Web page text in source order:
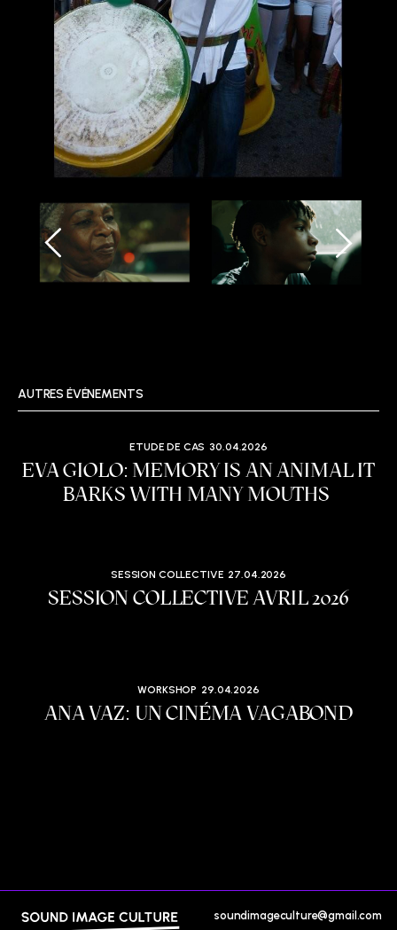
AUTRES ÉVÉNEMENTS
ETUDE DE CAS 30.04.2026
EVA GIOLO: MEMORY IS AN ANIMAL IT
BARKS WITH MANY MOUTHS
SESSION COLLECTIVE 27.04.2026
SESSION COLLECTIVE AVRIL 2026
WORKSHOP 29.04.2026
ANA VAZ: UN CINÉMA VAGABOND
soundimageculture@gmail.com